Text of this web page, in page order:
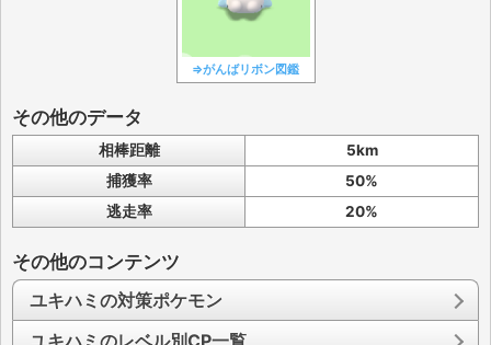
⇒がんばリボン図鑑
その他のデータ
相棒距離
5km
捕獲率
50%
逃走率
20%
その他のコンテンツ
ユキハミの対策ポケモン
ユキハミのレベル別CP一覧